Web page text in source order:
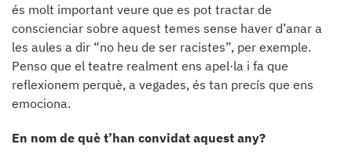
és molt important veure que es pot tractar de
conscienciar sobre aquest temes sense haver d’anar a
les aules a dir “no heu de ser racistes”, per exemple.
Penso que el teatre realment ens apel·la i fa que
reflexionem perquè, a vegades, és tan precís que ens
emociona.
En nom de què t’han convidat aquest any?